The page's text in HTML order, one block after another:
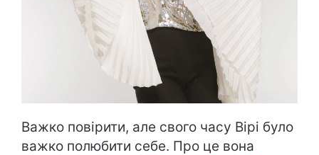
Важко повірити, але свого часу Вірі було
важко полюбити себе. Про це вона